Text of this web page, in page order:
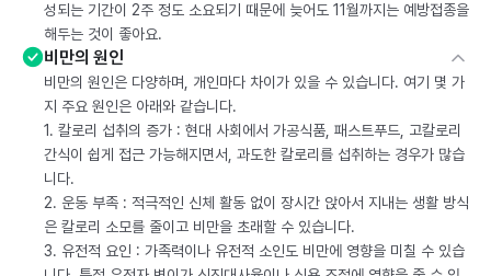
성되는 기간이 2주 정도 소요되기 때문에 늦어도 11월까지는 예방접종을
해두는 것이 좋아요.
비만의 원인
비만의 원인은 다양하며, 개인마다 차이가 있을 수 있습니다. 여기 몇 가
지 주요 원인은 아래와 같습니다.
1. 칼로리 섭취의 증가 : 현대 사회에서 가공식품, 패스트푸드, 고칼로리
간식이 쉽게 접근 가능해지면서, 과도한 칼로리를 섭취하는 경우가 많습
니다.
2. 운동 부족 : 적극적인 신체 활동 없이 장시간 앉아서 지내는 생활 방식
은 칼로리 소모를 줄이고 비만을 초래할 수 있습니다.
3. 유전적 요인 : 가족력이나 유전적 소인도 비만에 영향을 미칠 수 있습